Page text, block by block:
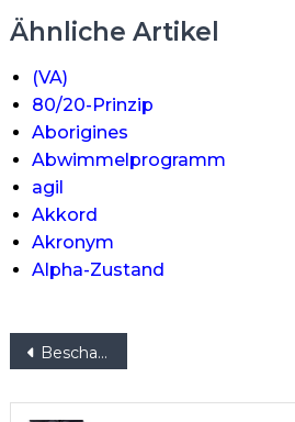
Ähnliche Artikel
(VA)
80/20-Prinzip
Aborigines
Abwimmelprogramm
agil
Akkord
Akronym
Alpha-Zustand
Beitragsnavigation
Beschaffenheit von Zielen